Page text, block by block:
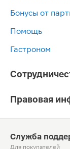
Бонусы от
Помощь
Гастроном
Правовая
Служба
Для покупателей